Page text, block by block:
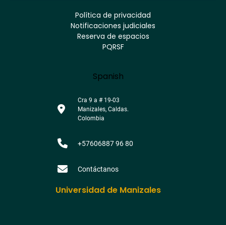
TwitterInstagramLinkedinTiktokYoutube
Política de privacidad
Notificaciones judiciales
Reserva de espacios
PQRSF
Language
Spanish
Cra 9 a # 19-03
Manizales, Caldas.
Colombia
+57606887 96 80
Contáctanos
Universidad de Manizales